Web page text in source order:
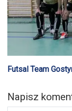
Futsal Team
Napisz